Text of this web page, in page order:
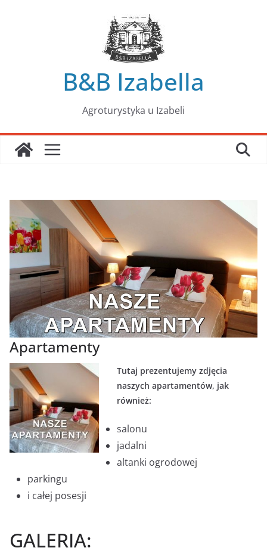
B&B Izabella
Agroturystyka u Izabeli
Apartamenty
Tutaj prezentujemy zdjęcia
naszych apartamentów, jak
również:
salonu
jadalni
altanki ogrodowej
parkingu
i całej posesji
GALERIA: